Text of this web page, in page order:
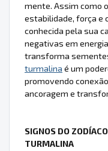
mente. Assim como
estabilidade, força e
conhecida pela sua
negativas em
transforma
turmalina é um
promovendo
ancoragem e
SIGNOS DO
TURMALINA